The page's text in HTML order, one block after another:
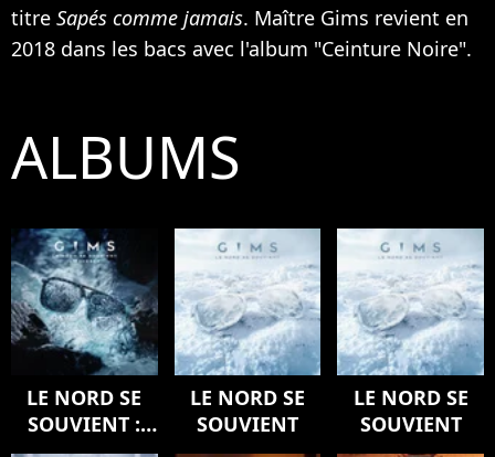
titre Sapés comme jamais. Maître Gims revient en
2018 dans les bacs avec l'album "Ceinture Noire".
ALBUMS
LE NORD SE
SOUVIENT :
L'ODYSSÉE
LE NORD SE
SOUVIENT
LE NORD SE
SOUVIENT